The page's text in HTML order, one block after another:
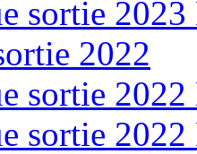
sortie 2023
2022
sortie 2022
sortie 2022